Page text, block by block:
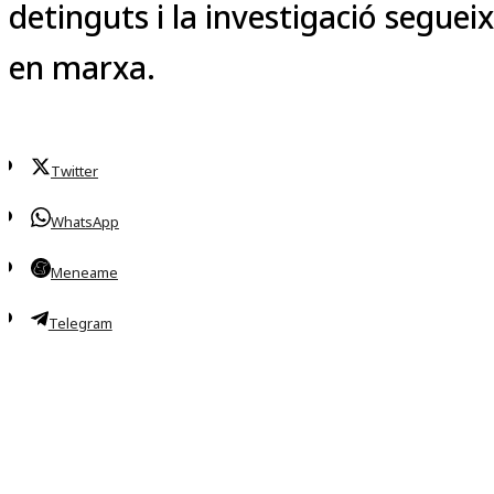
detinguts i la investigació segueix
en marxa.
Twitter
WhatsApp
Meneame
Telegram